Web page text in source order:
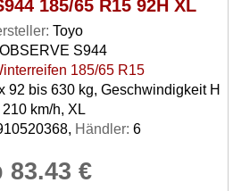
185/65 R15 92H XL
Toyo
OBSERVE S944
185/65 R15
92 bis 630 kg, Geschwindigkeit H
210 km/h, XL
Händler: 6
83.43 €